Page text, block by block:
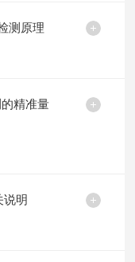
测原理
精准量
说明